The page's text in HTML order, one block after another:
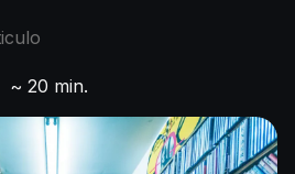
~ 20 min.